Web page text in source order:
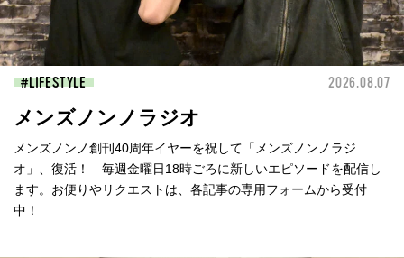
LIFESTYLE 2026.08.07
メンズノンノラジオ
メンズノンノ創刊40周年イヤーを祝して「メンズノンノラジ
オ」、復活！ 毎週金曜日18時ごろに新しいエピソードを配信し
ます。お便りやリクエストは、各記事の専用フォームから受付
中！